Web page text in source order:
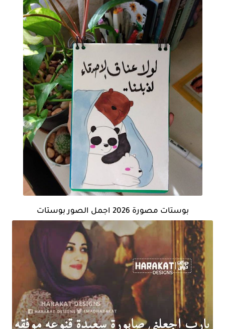
بوستات مصورة 2026 اجمل الصور بوستات